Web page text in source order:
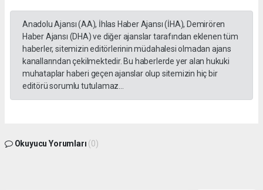
Anadolu Ajansı (AA), İhlas Haber Ajansı (İHA), Demirören
Haber Ajansı (DHA) ve diğer ajanslar tarafından eklenen tüm
haberler, sitemizin editörlerinin müdahalesi olmadan ajans
kanallarından çekilmektedir. Bu haberlerde yer alan hukuki
muhataplar haberi geçen ajanslar olup sitemizin hiç bir
editörü sorumlu tutulamaz...
Okuyucu Yorumları (0)